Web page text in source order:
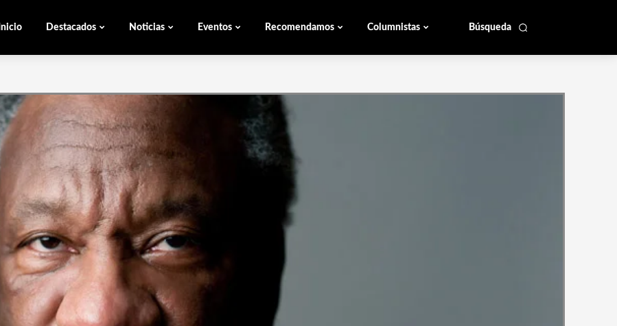
Búsqueda
Inicio Destacados Noticias Eventos Recomendamos Columnistas